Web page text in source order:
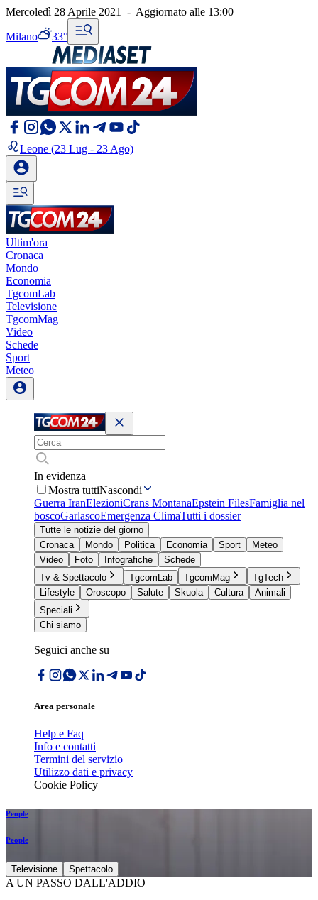
Mercoledì 28 Aprile 2021 - Aggiornato alle 13:00
Milano 33°
Leone (23 Lug - 23 Ago)
Ultim'ora
Cronaca
Mondo
Economia
TgcomLab
Televisione
TgcomMag
Video
Schede
Sport
Meteo
In evidenza
Mostra tuttiNascondi
Guerra IranElezioniCrans MontanaEpstein FilesFamiglia nel
boscoGarlascoEmergenza ClimaTutti i dossier
Tutte le notizie del giorno
Cronaca
Mondo Politica Economia Sport
Meteo
Video
Foto Infografiche
Schede
Tv & Spettacolo
TgcomLab TgcomMag
TgTech
Lifestyle
Oroscopo Salute Skuola Cultura
Animali
Speciali
Chi siamo
Seguici anche su
Area personale
Help e Faq
Info e contatti
Termini del servizio
Utilizzo dati e privacy
Cookie Policy
People
People
Televisione Spettacolo
A UN PASSO DALL'ADDIO